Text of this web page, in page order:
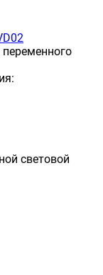
световой